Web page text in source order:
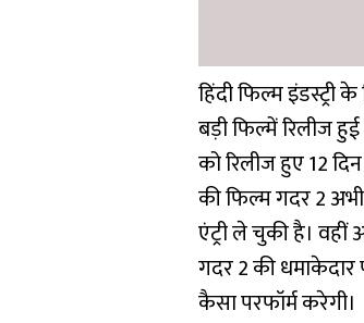
हिंदी फिल्म
बड़ी फिल्में रिलीज
को रिलीज हुए 12
की फिल्म गदर 2
एंट्री ले चुकी है। वहीं
गदर 2 की धमाकेदार
कैसा परफॉर्म करेगी।